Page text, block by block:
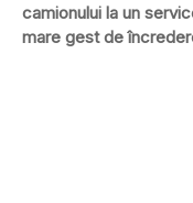
camionului la un
mare gest de